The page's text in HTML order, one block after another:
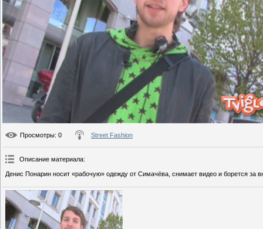
Просмотры: 0 Street Fashion
Описание материала:
Денис Понарин носит «рабочую» одежду от Симачёва, снимает видео и борется за